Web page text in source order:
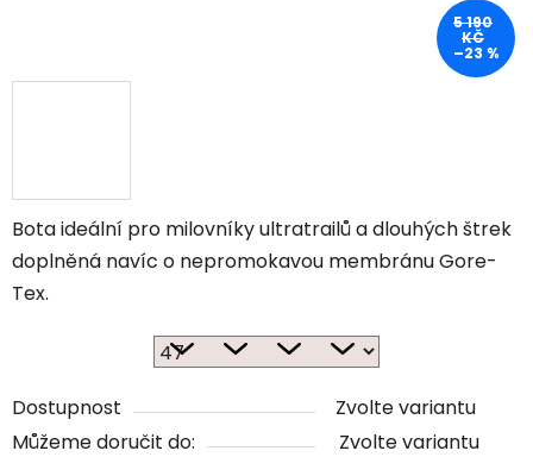
Bota ideální pro milovníky ultratrailů a dlouhých štrek
doplněná navíc o nepromokavou membránu Gore-
Tex.
Dostupnost
Zvolte variantu
Můžeme doručit do:
Zvolte variantu
5 190
KČ
–23 %